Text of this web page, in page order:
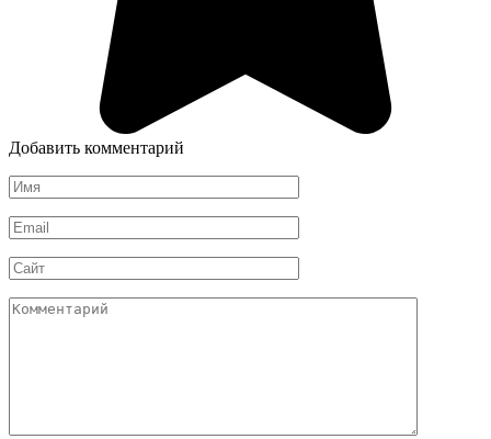
Добавить комментарий
Имя
*
Email
*
Сайт
Комментарий